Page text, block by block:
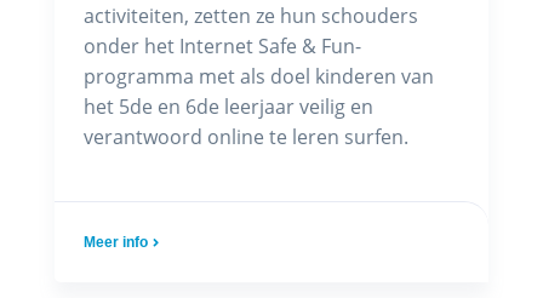
activiteiten, zetten ze hun schouders
onder het Internet Safe & Fun-
programma met als doel kinderen van
het 5de en 6de leerjaar veilig en
verantwoord online te leren surfen.
Meer info